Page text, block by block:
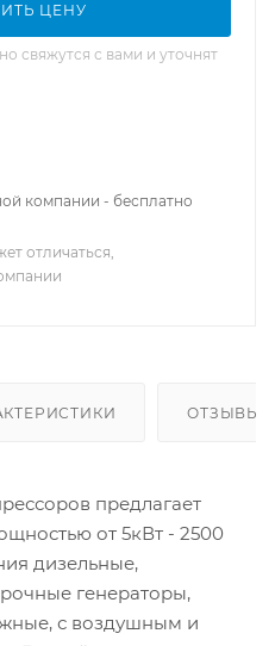
ЦЕНУ
свяжутся с вами и уточнят
компании - бесплатно
отличаться,
ОТЗЫВЫ
предлагает
от 5кВт - 2500
дизельные,
генераторы,
с воздушным и